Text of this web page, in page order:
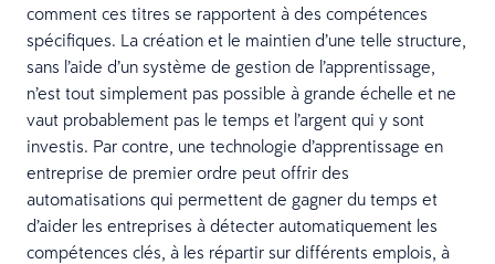
comment ces titres se rapportent à des compétences
spécifiques. La création et le maintien d’une telle structure,
sans l’aide d’un système de gestion de l’apprentissage,
n’est tout simplement pas possible à grande échelle et ne
vaut probablement pas le temps et l’argent qui y sont
investis. Par contre, une technologie d’apprentissage en
entreprise de premier ordre peut offrir des
automatisations qui permettent de gagner du temps et
d’aider les entreprises à détecter automatiquement les
compétences clés, à les répartir sur différents emplois, à